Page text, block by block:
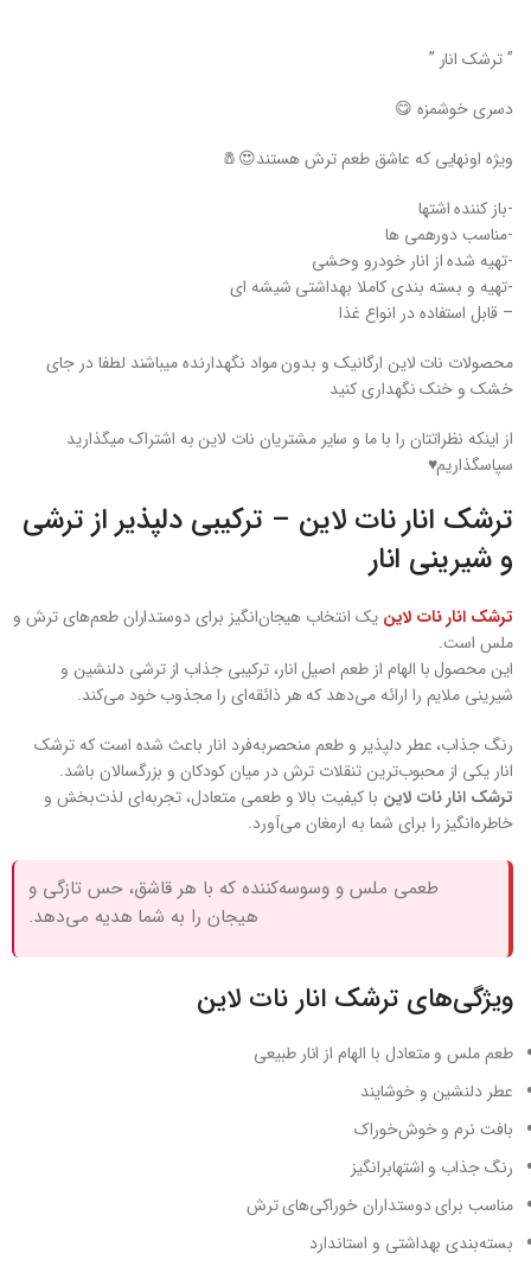
” ترشک انار ”
دسری خوشمزه 😋
ویژه اونهایی که عاشق طعم ترش هستند😍🧂
-باز کننده اشتها
-مناسب دورهمی ها
-تهیه شده از انار خودرو وحشی
-تهیه و بسته بندی کاملا بهداشتی شیشه ای
– قابل استفاده در انواع غذا
محصولات نات لاین ارگانیک و بدون مواد نگهدارنده میباشند لطفا در جای
خشک و خنک نگهداری کنید
از اینکه نظراتتان را با ما و سایر مشتریان نات لاین به اشتراک میگذارید
سپاسگذاریم♥️
ترشک انار نات لاین – ترکیبی دلپذیر از ترشی
و شیرینی انار
ترشک انار نات لاین یک انتخاب هیجان‌انگیز برای دوستداران طعم‌های ترش و
ملس است.
این محصول با الهام از طعم اصیل انار، ترکیبی جذاب از ترشی دلنشین و
شیرینی ملایم را ارائه می‌دهد که هر ذائقه‌ای را مجذوب خود می‌کند.
رنگ جذاب، عطر دلپذیر و طعم منحصربه‌فرد انار باعث شده است که ترشک
انار یکی از محبوب‌ترین تنقلات ترش در میان کودکان و بزرگسالان باشد.
ترشک انار نات لاین با کیفیت بالا و طعمی متعادل، تجربه‌ای لذت‌بخش و
خاطره‌انگیز را برای شما به ارمغان می‌آورد.
طعمی ملس و وسوسه‌کننده که با هر قاشق، حس تازگی و
هیجان را به شما هدیه می‌دهد.
ویژگی‌های ترشک انار نات لاین
طعم ملس و متعادل با الهام از انار طبیعی
عطر دلنشین و خوشایند
بافت نرم و خوش‌خوراک
رنگ جذاب و اشتهابرانگیز
مناسب برای دوستداران خوراکی‌های ترش
بسته‌بندی بهداشتی و استاندارد